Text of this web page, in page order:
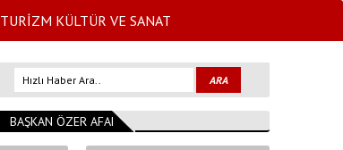
TURİZM KÜLTÜR VE SANAT
BAŞKAN ÖZER AFAD BAŞKANLIĞINDA